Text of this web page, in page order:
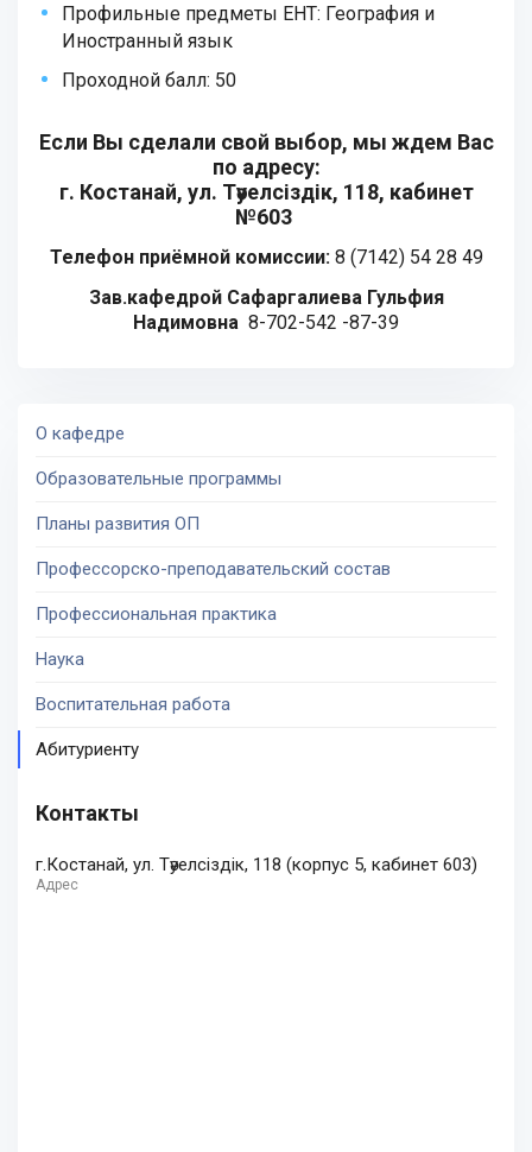
Профильные предметы ЕНТ: География и
Иностранный язык
Проходной балл: 50
Если Вы сделали свой выбор, мы ждем Вас
по адресу:
г. Костанай, ул. Тәуелсіздік, 118, кабинет
№603
Телефон приёмной комиссии: 8 (7142) 54 28 49
Зав.кафедрой Сафаргалиева Гульфия
Надимовна 8-702-542 -87-39
О кафедре
Образовательные программы
Планы развития ОП
Профессорско-преподавательский состав
Профессиональная практика
Наука
Воспитательная работа
Абитуриенту
Контакты
г.Костанай, ул. Тәуелсіздік, 118 (корпус 5, кабинет 603)
Адрес